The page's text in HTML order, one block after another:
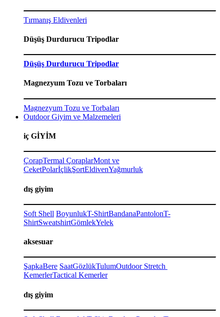
Tırmanış Eldivenleri
Düşüş Durdurucu Tripodlar
Düşüş Durdurucu Tripodlar
Magnezyum Tozu ve Torbaları
Magnezyum Tozu ve Torbaları
Outdoor Giyim ve Malzemeleri
iç GİYİM
ÇorapTermal ÇoraplarMont ve
CeketPolarİçlikŞortEldivenYağmurluk
dış giyim
Soft Shell BoyunlukT-ShirtBandanaPantolonT-
ShirtSweatshirtGömlekYelek
aksesuar
ŞapkaBere SaatGözlükTulumOutdoor Stretch
KemerlerTactical Kemerler
dış giyim